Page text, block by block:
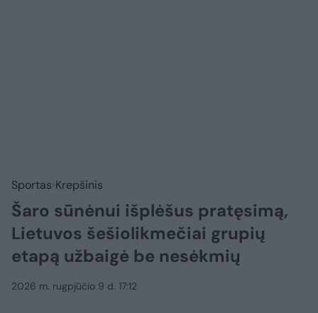
Sportas Krepšinis
Šaro sūnėnui išplėšus pratęsimą,
Lietuvos šešiolikmečiai grupių
etapą užbaigė be nesėkmių
2026 m. rugpjūčio 9 d. 17:12